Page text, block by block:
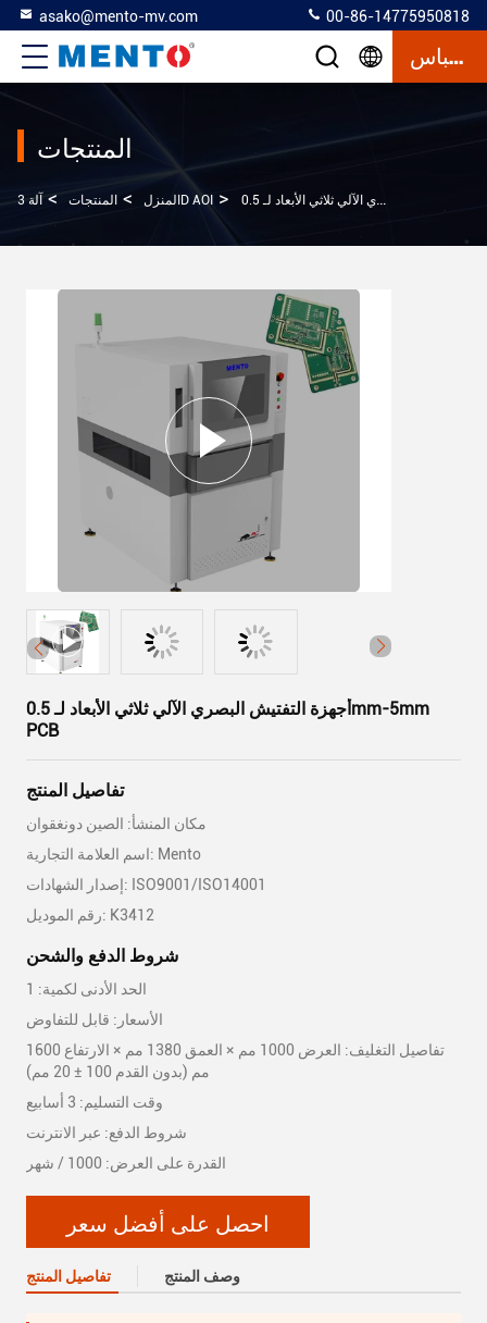
asako@mento-mv.com 00-86-14775950818
إقتباس
المنتجات
المنزل > المنتجات > آلة 3D AOI >
أجهزة التفتيش البصري الآلي ثلاثي الأبعاد لـ 0.5mm-5mm
PCB
تفاصيل المنتج
مكان المنشأ: الصين دونغقوان
اسم العلامة التجارية: Mento
إصدار الشهادات: ISO9001/ISO14001
رقم الموديل: K3412
شروط الدفع والشحن
الحد الأدنى لكمية: 1
الأسعار: قابل للتفاوض
تفاصيل التغليف: العرض 1000 مم × العمق 1380 مم × الارتفاع 1600
مم (بدون القدم 100 ± 20 مم)
وقت التسليم: 3 أسابيع
شروط الدفع: عبر الانترنت
القدرة على العرض: 1000 / شهر
احصل على أفضل سعر
تفاصيل المنتج وصف المنتج